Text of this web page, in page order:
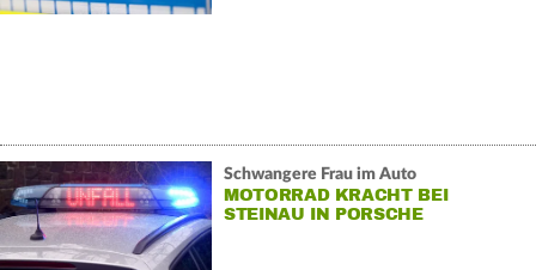
Schwangere Frau im Auto
MOTORRAD KRACHT BEI
STEINAU IN PORSCHE